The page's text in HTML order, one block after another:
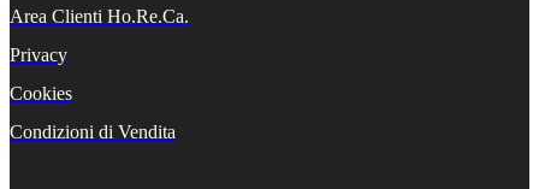
Area Clienti Ho.Re.Ca.
Privacy
Cookies
Condizioni di Vendita